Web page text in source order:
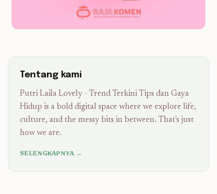
Tentang kami
Putri Laila Lovely - Trend Terkini Tips dan Gaya
Hidup is a bold digital space where we explore life,
culture, and the messy bits in between. That's just
how we are.
SELENGKAPNYA →